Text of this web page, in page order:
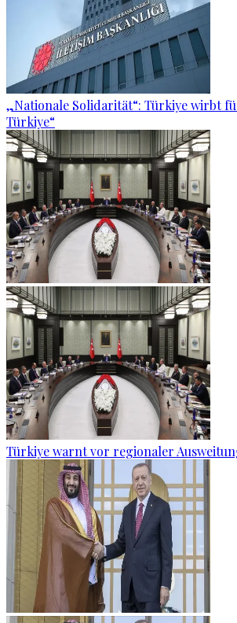
„Nationale Solidarität“: Türkiye wirbt
Türkiye“
Türkiye warnt vor regionaler